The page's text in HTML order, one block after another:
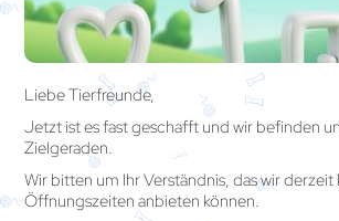
Liebe Tierfreunde,
Jetzt ist es fast geschafft und wir befinden
Zielgeraden.
Wir bitten um Ihr Verständnis, das wir derzeit
Öffnungszeiten anbieten können.